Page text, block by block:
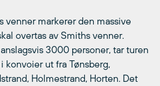
venner markerer den massive
overtas av Smiths venner.
3000 personer, tar turen
ut fra Tønsberg,
Holmestrand, Horten. Det